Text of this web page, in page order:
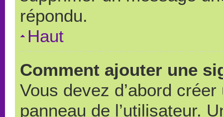
répondu.
Haut
Comment ajouter une
Vous devez d’abord
panneau de l’utilisateur.